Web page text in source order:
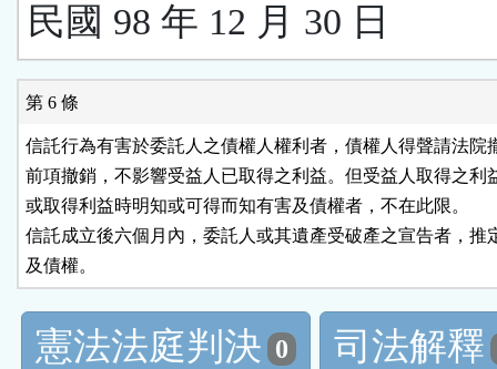
民國 98 年 12 月 30 日
第 6 條
信託行為有害於委託人之債權人權利者，債權人得聲請法院
前項撤銷，不影響受益人已取得之利益。但受益人取得之利
或取得利益時明知或可得而知有害及債權者，不在此限。
信託成立後六個月內，委託人或其遺產受破產之宣告者，推
及債權。
憲法法庭判決 0
司法解釋